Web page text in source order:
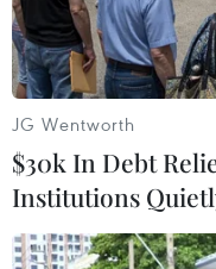
JG Wentworth
$30k In Debt
Institutions